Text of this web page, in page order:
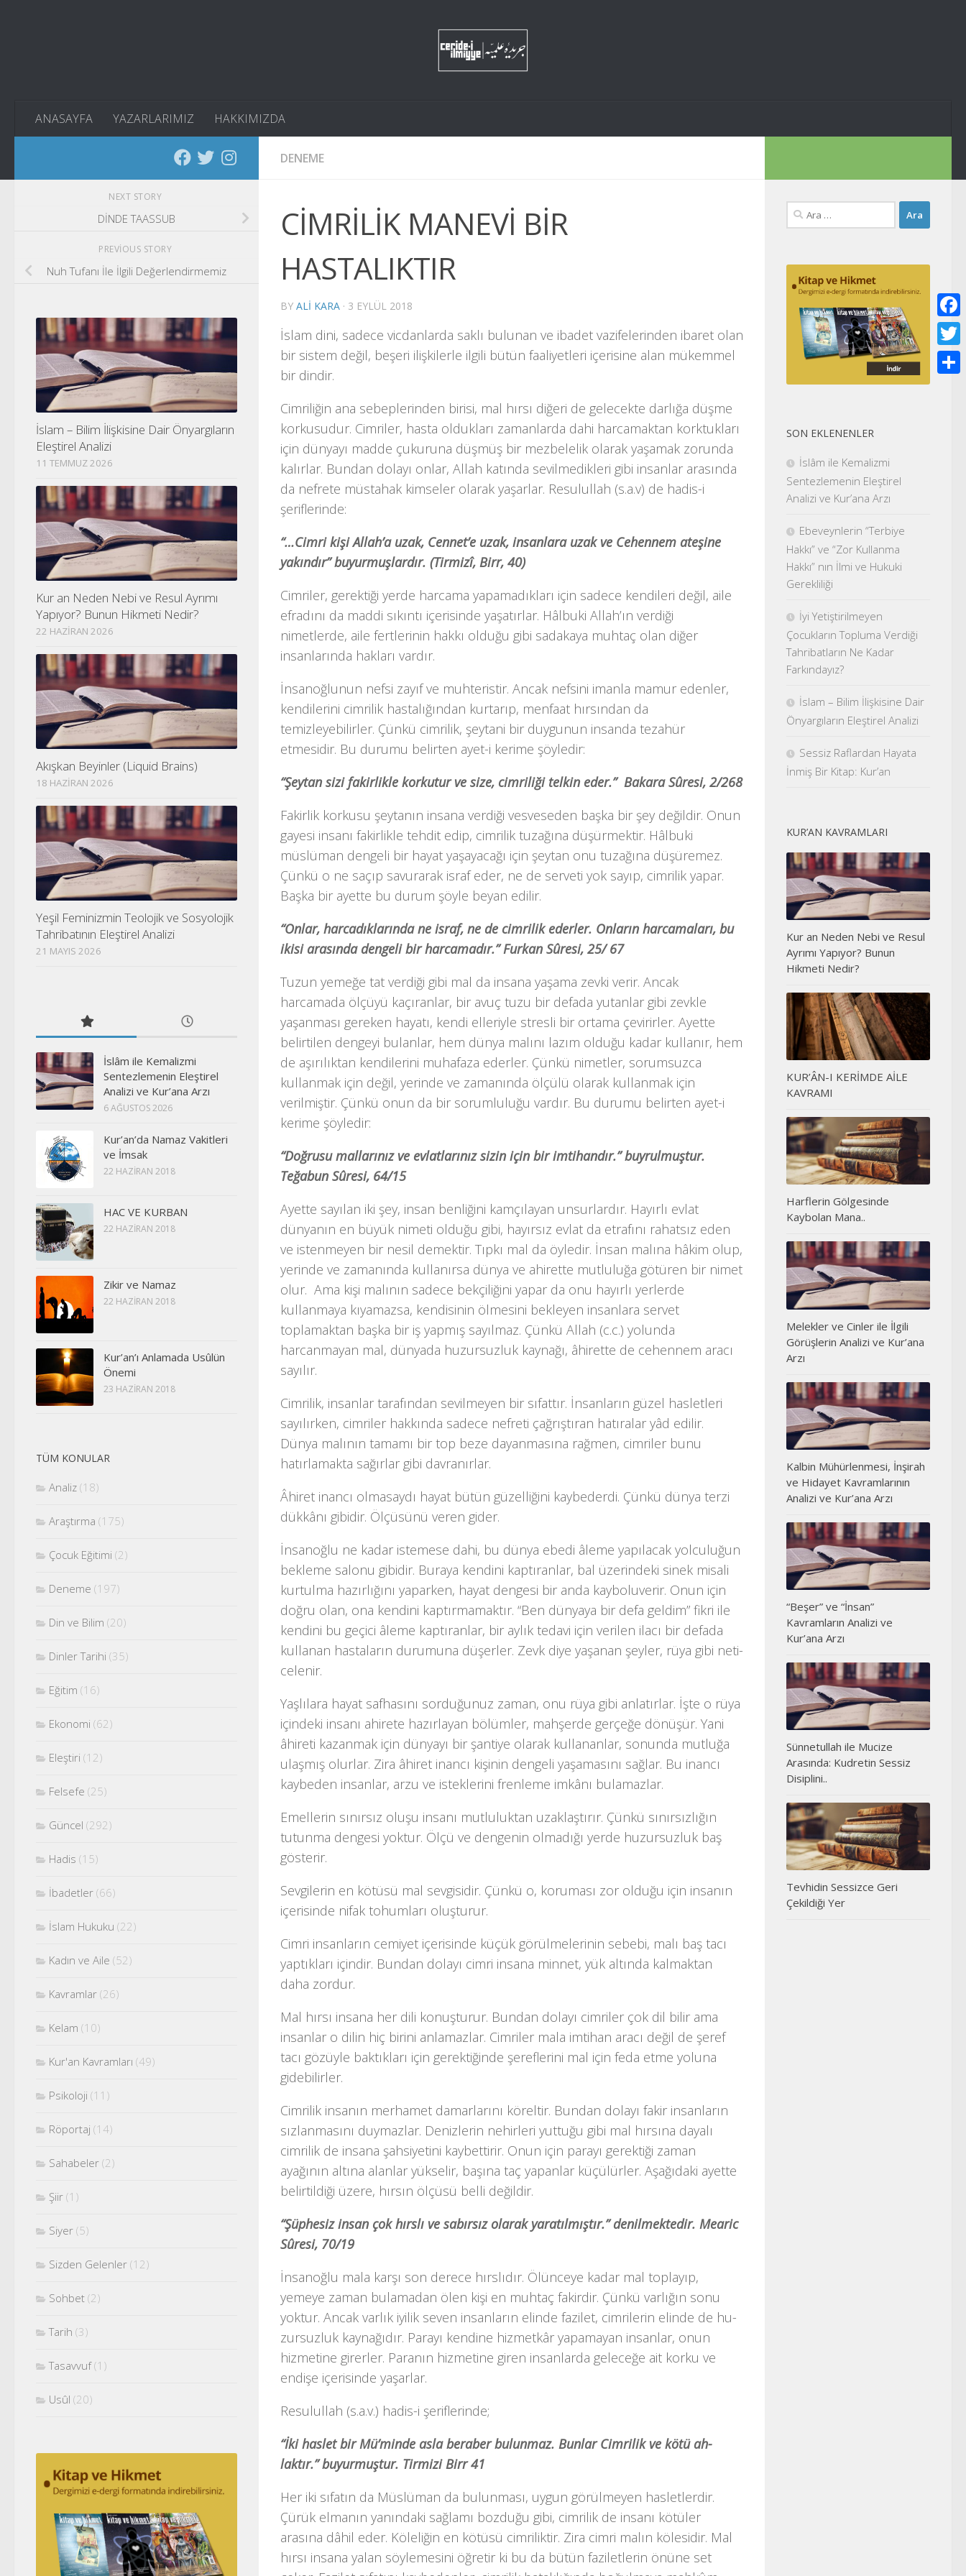
ANASAYFA YAZARLARIMIZ HAKKIMIZDA
DENEME
CİMRİLİK MANEVİ BİR
HASTALIKTIR
BY ALI KARA · 3 EYLÜL 2018
İslam dini, sadece vicdanlarda saklı bulunan ve ibadet vazifelerinden ibaret olan
bir sistem değil, beşeri ilişkilerle ilgili bütün faaliyetleri içerisine alan mükemmel
bir dindir.
Cimriliğin ana sebeplerinden birisi, mal hırsı diğeri de gelecekte darlığa düşme
korkusudur. Cimriler, hasta oldukları zamanlarda dahi harcamaktan korktukları
için dünyayı madde çukuruna düşmüş bir mezbelelik olarak yaşamak zorunda
kalırlar. Bundan dolayı onlar, Allah katında sevilmedikleri gibi insanlar arasında
da nefrete müstahak kimseler olarak yaşarlar. Resulullah (s.a.v) de hadis-i
şeriflerinde:
“…Cimri kişi Allah’a uzak, Cennet’e uzak, insanlara uzak ve Cehennem ateşine
yakındır” buyurmuşlardır. (Tirmizî, Birr, 40)
Cimriler, gerektiği yerde harcama yapamadıkları için sadece kendileri değil, aile
efradını da maddi sıkıntı içerisinde yaşatırlar. Hâlbuki Allah’ın verdiği
nimetlerde, aile fertlerinin hakkı olduğu gibi sadakaya muhtaç olan diğer
insanlarında hakları vardır.
İnsanoğlunun nefsi zayıf ve muhteristir. Ancak nefsini imanla mamur edenler,
kendilerini cimrilik hastalığından kurtarıp, menfaat hırsından da
temizleyebilirler. Çünkü cimrilik, şeytani bir duygunun insanda tezahür
etmesidir. Bu durumu belirten ayet-i kerime şöyledir:
“Şeytan sizi fakirlikle korkutur ve size, cim­riliği telkin eder.” Bakara Sûresi, 2/268
Fakirlik korkusu şeytanın insana verdiği ves­veseden başka bir şey değildir. Onun
gayesi insanı fakirlikle tehdit edip, cimrilik tuzağına düşürmektir. Hâl­buki
müslüman dengeli bir hayat yaşayacağı için şeytan onu tuzağına düşüremez.
Çünkü o ne saçıp savurarak israf eder, ne de serveti yok sayıp, cim­rilik yapar.
Başka bir ayette bu durum şöyle beyan edilir.
“Onlar, harcadıklarında ne israf, ne de cim­rilik ederler. Onların harcamaları, bu
ikisi arasında dengeli bir harcamadır.” Furkan Sûresi, 25/ 67
Tuzun yemeğe tat verdiği gibi mal da insana yaşama zevki verir. Ancak
harcamada ölçüyü ka­çıranlar, bir avuç tuzu bir defada yutanlar gibi zevkle
yaşanması gereken hayatı, kendi elleriyle stresli bir ortama çevirirler. Ayette
belirtilen den­geyi bulanlar, hem dünya malını lazım olduğu kadar kullanır, hem
de aşırılıktan kendilerini muhafaza ederler. Çünkü nimetler, sorumsuzca
kullanmak için değil, yerinde ve zamanında ölçülü olarak kullanmak için
verilmiştir. Çünkü onun da bir sorumluluğu vardır. Bu durumu belirten ayet-i
kerime şöyledir:
“Doğrusu mallarınız ve evlatlarınız sizin için bir imtihandır.” buyrulmuştur.
Teğabun Sûresi, 64/15
Ayette sayılan iki şey, insan benliğini kamçı­layan unsurlardır. Hayırlı evlat
dünyanın en bü­yük nimeti olduğu gibi, hayırsız evlat da etrafını rahatsız eden
ve istenmeyen bir nesil demektir. Tıpkı mal da öyledir. İnsan malına hâkim olup,
yerinde ve za­manında kullanırsa dünya ve ahirette mut­luluğa götüren bir nimet
olur. Ama kişi malının sadece bekçiliğini yapar da onu hayırlı yerlerde
kullanmaya kıyamazsa, kendisinin ölmesini bekleyen insanlara servet
toplamaktan başka bir iş yapmış sayılmaz. Çünkü Allah (c.c.) yolunda
harcanmayan mal, dünyada huzursuzluk kaynağı, âhirette de cehennem aracı
sayılır.
Cimrilik, insanlar tarafından sevilmeyen bir sı­fattır. İnsanların güzel hasletleri
sayılırken, cim­riler hakkında sadece nefreti çağrıştıran hatıralar yâd edilir.
Dünya malının tamamı bir top beze dayanmasına rağ­men, cimriler bunu
hatırlamakta sağırlar gibi davranırlar.
Âhiret inancı olmasaydı hayat bütün güzelli­ğini kaybederdi. Çünkü dünya terzi
dükkânı gibidir. Öl­çüsünü veren gider.
İnsanoğlu ne kadar istemese dahi, bu dünya ebedi âleme yapılacak yolculuğun
bekleme salonu gibidir. Buraya kendini kaptıranlar, bal üzerindeki sinek misali
kurtulma hazırlığını yaparken, hayat dengesi bir anda kayboluverir. Onun için
doğru olan, ona kendini kaptırmamaktır. “Ben dünyaya bir defa geldim” fikri ile
kendini bu ge­çici âleme kaptıranlar, bir aylık tedavi için verilen ilacı bir defada
kullanan hastaların durumuna dü­şerler. Zevk diye yaşanan şeyler, rüya gibi neti­
celenir.
Yaşlılara hayat safhasını sorduğunuz zaman, onu rüya gibi anlatırlar. İşte o rüya
içindeki in­sanı ahirete hazırlayan bölümler, mahşerde ger­çeğe dönüşür. Yani
âhireti kazanmak için dünyayı bir şantiye olarak kullananlar, sonunda mutluğa
ulaşmış olurlar. Zira âhiret inancı kişinin dengeli yaşa­masını sağlar. Bu inancı
kaybeden insanlar, arzu ve isteklerini frenleme imkânı bulamazlar.
Emellerin sınırsız oluşu insanı mutluluktan uzaklaştırır. Çünkü sınırsızlığın
tutunma dengesi yoktur. Ölçü ve dengenin olmadığı yerde huzursuzluk baş
gösterir.
Sevgilerin en kötüsü mal sevgisidir. Çünkü o, koruması zor olduğu için insanın
içerisinde nifak tohumları oluşturur.
Cimri insanların cemiyet içerisinde küçük gö­rülmelerinin sebebi, malı baş tacı
yaptıkları için­dir. Bundan dolayı cimri insana minnet, yük al­tında kalmaktan
daha zordur.
Mal hırsı insana her dili konuşturur. Bundan dolayı cimriler çok dil bilir ama
insanlar o dilin hiç birini anlamazlar. Cimriler mala imti­han aracı değil de şeref
tacı gözüyle baktıkları için gerektiğinde şereflerini mal için feda etme yoluna
gidebilirler.
Cimrilik insanın merhamet damarlarını körel­tir. Bundan dolayı fakir insanların
sızlanmasını duymazlar. Denizlerin nehirleri yuttuğu gibi mal hırsına dayalı
cimrilik de insana şahsiyetini kaybettirir. Onun için parayı gerektiği zaman
ayağının altına alanlar yükselir, başına taç yapanlar küçülürler. Aşağıdaki ayette
belirtildiği üzere, hırsın ölçüsü belli değildir.
“Şüphesiz insan çok hırslı ve sabırsız olarak yaratılmıştır.” denilmektedir. Mearic
Sûresi, 70/19
İnsanoğlu mala karşı son derece hırslıdır. Ölünceye kadar mal toplayıp,
yemeye zaman bu­lamadan ölen kişi en muhtaç fakirdir. Çünkü varlığın sonu
yoktur. Ancak varlık iyilik seven insanların elinde fazilet, cimrilerin elinde de hu­
zursuzluk kaynağıdır. Parayı kendine hizmetkâr yapamayan insanlar, onun
hizmetine girerler. Pa­ranın hizmetine giren insanlarda geleceğe ait korku ve
endişe içerisinde yaşarlar.
Resulullah (s.a.v.) hadis-i şerifle­rinde;
“İki haslet bir Mü’minde asla beraber bulunmaz. Bunlar Cimrilik ve kötü ah­
laktır.” buyurmuştur. Tirmizi Birr 41
Her iki sıfatın da Müslüman da bulunması, uy­gun görülmeyen hasletlerdir.
Çürük elmanın ya­nındaki sağlamı bozduğu gibi, cimrilik de insanı kötüler
arasına dâhil eder. Köleliğin en kötüsü cimri­liktir. Zira cimri malın kölesidir. Mal
hırsı insana yalan söylemesini öğretir ki bu da bütün fazilet­lerin önüne set
NEXT STORY
DİNDE TAASSUB
PREVIOUS STORY
Nuh Tufanı İle İlgili Değerlendirmemiz
İslam – Bilim İlişkisine Dair Önyargıların
Eleştirel Analizi
11 TEMMUZ 2026
Kur an Neden Nebi ve Resul Ayrımı
Yapıyor? Bunun Hikmeti Nedir?
22 HAZIRAN 2026
Akışkan Beyinler (Liquid Brains)
18 HAZIRAN 2026
Yeşil Feminizmin Teolojik ve Sosyolojik
Tahribatının Eleştirel Analizi
21 MAYIS 2026
İslâm ile Kemalizmi
Sentezlemenin Eleştirel
Analizi ve Kur’ana Arzı
6 AĞUSTOS 2026
Kur’an’da Namaz Vakitleri
ve İmsak
22 HAZIRAN 2018
HAC VE KURBAN
22 HAZIRAN 2018
Zikir ve Namaz
22 HAZIRAN 2018
Kur’an’ı Anlamada Usûlün
Önemi
23 HAZIRAN 2018
TÜM KONULAR
Analiz (18)
Araştırma (175)
Çocuk Eğitimi (2)
Deneme (197)
Din ve Bilim (20)
Dinler Tarihi (35)
Eğitim (16)
Ekonomi (62)
Eleştiri (12)
Felsefe (25)
Güncel (292)
Hadis (15)
İbadetler (66)
İslam Hukuku (22)
Kadın ve Aile (52)
Kavramlar (26)
Kelam (10)
Kur'an Kavramları (49)
Psikoloji (11)
Röportaj (14)
Sahabeler (2)
Şiir (1)
Siyer (5)
Sizden Gelenler (12)
Sohbet (2)
Tarih (3)
Tasavvuf(1)
Usûl (20)
Arama:
SON EKLENENLER
İslâm ile Kemalizmi
Sentezlemenin Eleştirel
Analizi ve Kur’ana Arzı
Ebeveynlerin “Terbiye
Hakkı” ve “Zor Kullanma
Hakkı” nın İlmi ve Hukuki
Gerekliliği
İyi Yetiştirilmeyen
Çocukların Topluma Verdiği
Tahribatların Ne Kadar
Farkındayız?
İslam – Bilim İlişkisine Dair
Önyargıların Eleştirel Analizi
Sessiz Raflardan Hayata
İnmiş Bir Kitap: Kur’an
KUR’AN KAVRAMLARI
Kur an Neden Nebi ve Resul
Ayrımı Yapıyor? Bunun
Hikmeti Nedir?
KUR’ÂN-I KERİMDE AİLE
KAVRAMI
Harflerin Gölgesinde
Kaybolan Mana..
Melekler ve Cinler ile İlgili
Görüşlerin Analizi ve Kur’ana
Arzı
Kalbin Mühürlenmesi, İnşirah
ve Hidayet Kavramlarının
Analizi ve Kur’ana Arzı
“Beşer” ve “İnsan”
Kavramların Analizi ve
Kur’ana Arzı
Sünnetullah ile Mucize
Arasında: Kudretin Sessiz
Disiplini..
Tevhidin Sessizce Geri
Çekildiği Yer